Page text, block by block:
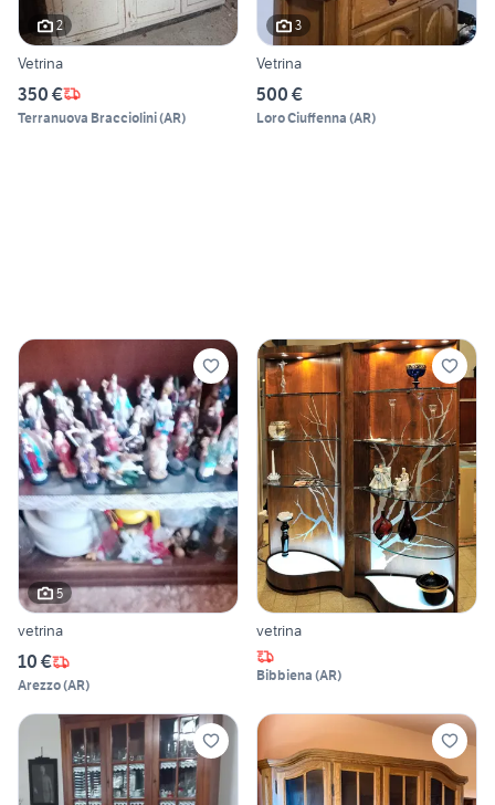
2
Vetrina
350 €
Terranuova Bracciolini(AR)
3
Vetrina
500 €
Loro Ciuffenna (AR)
5
vetrina
10 €
Arezzo(AR)
vetrina
Bibbiena (AR)